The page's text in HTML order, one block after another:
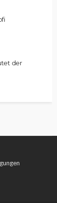
der